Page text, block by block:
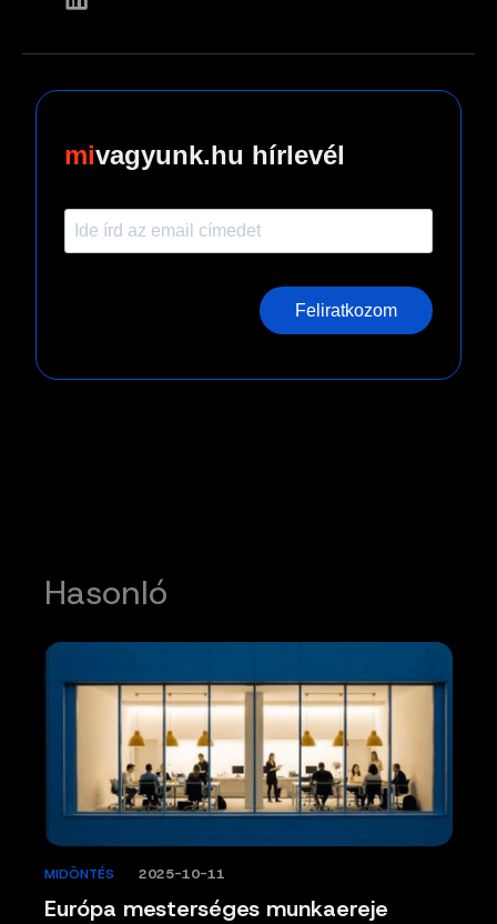
vagyunk.hu hírlevél
Feliratkozom
Hasonló
Európa mesterséges munkaereje
MIDÖNTÉS 2025-10-11